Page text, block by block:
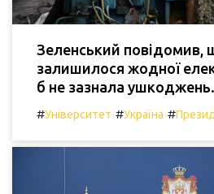
Зеленський повідомив,
залишилося жодної
б не зазнала ушкоджень.
#Університет #Україна #